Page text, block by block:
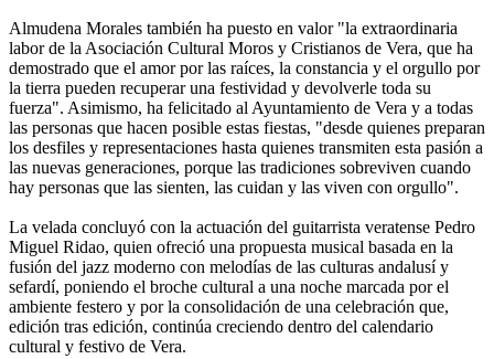
Almudena Morales también ha puesto en valor "la extraordinaria
labor de la Asociación Cultural Moros y Cristianos de Vera, que ha
demostrado que el amor por las raíces, la constancia y el orgullo por
la tierra pueden recuperar una festividad y devolverle toda su
fuerza". Asimismo, ha felicitado al Ayuntamiento de Vera y a todas
las personas que hacen posible estas fiestas, "desde quienes preparan
los desfiles y representaciones hasta quienes transmiten esta pasión a
las nuevas generaciones, porque las tradiciones sobreviven cuando
hay personas que las sienten, las cuidan y las viven con orgullo".
La velada concluyó con la actuación del guitarrista veratense Pedro
Miguel Ridao, quien ofreció una propuesta musical basada en la
fusión del jazz moderno con melodías de las culturas andalusí y
sefardí, poniendo el broche cultural a una noche marcada por el
ambiente festero y por la consolidación de una celebración que,
edición tras edición, continúa creciendo dentro del calendario
cultural y festivo de Vera.